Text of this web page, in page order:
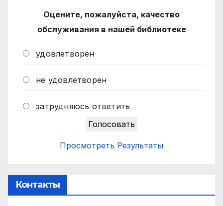
Оцените, пожалуйста, качество
обслуживания в нашей библиотеке
удовлетворен
не удовлетворен
затрудняюсь ответить
Просмотреть Результаты
Контакты